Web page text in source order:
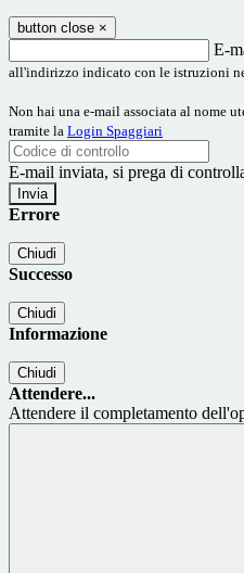
button close ×
E-
all'indirizzo indicato con le istruzioni
Non hai una e-mail associata al nome
tramite la Login Spaggiari
E-mail inviata, si prega di
Errore
Chiudi
Successo
Chiudi
Informazione
Chiudi
Attendere...
Attendere il completamento